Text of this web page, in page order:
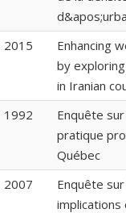
2015
Enhancing
by
in Iranian
1992
Enquête
pratique
Québec
2007
Enquête